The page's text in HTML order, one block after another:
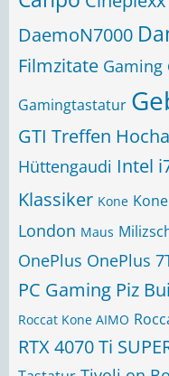
DaemoN7000
Filmzitate Gaming
Gamingtastatur
GTI Treffen
Hüttengaudi Intel
Klassiker Kone
London Maus
OnePlus OnePlus
PC Gaming Piz
Roccat Kone AIMO
RTX 4070 Ti